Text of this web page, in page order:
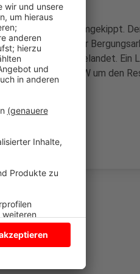
Ursache umgekippt.
Uhr) wegen der
auf der Straße gelandet. Ein
sich Straßen NRW um den